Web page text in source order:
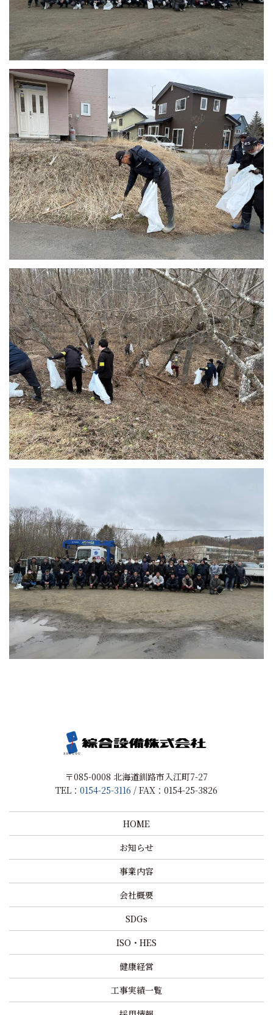
〒085-0008 北海道釧路市入江町7-27
TEL： 0154-25-3116 / FAX：0154-25-3826
HOME
お知らせ
事業内容
会社概要
SDGs
ISO・HES
健康経営
工事実績一覧